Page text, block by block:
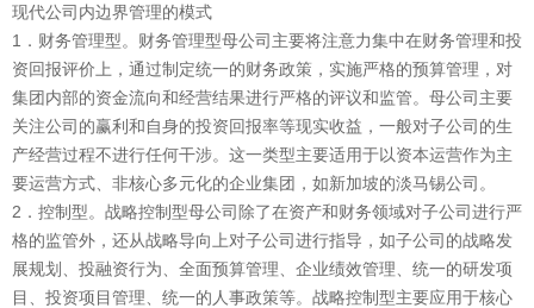
现代公司内边界管理的模式
1．财务管理型。财务管理型母公司主要将注意力集中在财务管理和投
资回报评价上，通过制定统一的财务政策，实施严格的预算管理，对
集团内部的资金流向和经营结果进行严格的评议和监管。母公司主要
关注公司的赢利和自身的投资回报率等现实收益，一般对子公司的生
产经营过程不进行任何干涉。这一类型主要适用于以资本运营作为主
要运营方式、非核心多元化的企业集团，如新加坡的淡马锡公司。
2．控制型。战略控制型母公司除了在资产和财务领域对子公司进行严
格的监管外，还从战略导向上对子公司进行指导，如子公司的战略发
展规划、投融资行为、全面预算管理、企业绩效管理、统一的研发项
目、投资项目管理、统一的人事政策等。战略控制型主要应用于核心